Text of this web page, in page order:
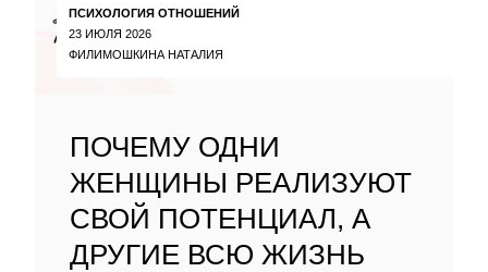
ПСИХОЛОГИЯ ОТНОШЕНИЙ
23 ИЮЛЯ 2026
ФИЛИМОШКИНА НАТАЛИЯ
ПОЧЕМУ ОДНИ
ЖЕНЩИНЫ РЕАЛИЗУЮТ
СВОЙ ПОТЕНЦИАЛ, А
ДРУГИЕ ВСЮ ЖИЗНЬ